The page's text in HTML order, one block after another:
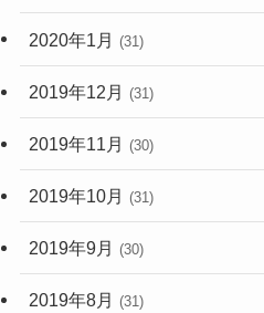
2020年1月 (31)
2019年12月 (31)
2019年11月 (30)
2019年10月 (31)
2019年9月 (30)
2019年8月 (31)